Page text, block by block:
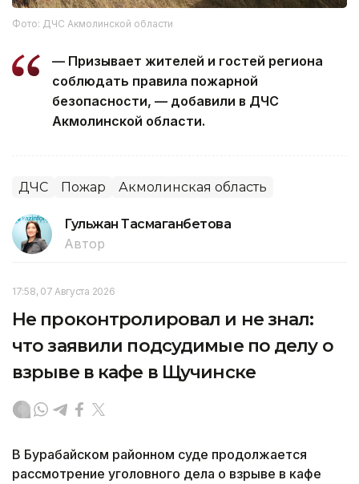
Фото: ДЧС Акмолинской области
— Призывает жителей и гостей региона
соблюдать правила пожарной
безопасности, — добавили в ДЧС
Акмолинской области.
ДЧС Пожар Акмолинская область
Гульжан Тасмаганбетова
Автор
17:58, 07 Августа 2026
Не проконтролировал и не знал:
что заявили подсудимые по делу о
взрыве в кафе в Щучинске
В Бурабайском районном суде продолжается
рассмотрение уголовного дела о взрыве в кафе